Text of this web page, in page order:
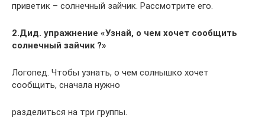
приветик – солнечный зайчик. Рассмотрите его.
2.Дид. упражнение «Узнай, о чем хочет сообщить
солнечный зайчик ?»
Логопед. Чтобы узнать, о чем солнышко хочет
сообщить, сначала нужно
разделиться на три группы.